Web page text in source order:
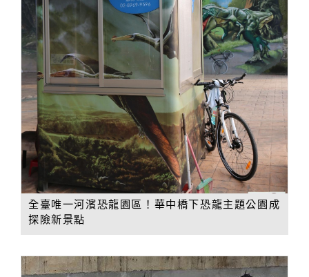
全臺唯一河濱恐龍園區！華中橋下恐龍主題公園成
探險新景點